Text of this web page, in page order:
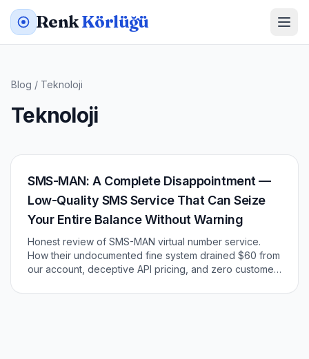
RenkKörlüğü
Blog / Teknoloji
Teknoloji
SMS-MAN: A Complete Disappointment —
Low-Quality SMS Service That Can Seize
Your Entire Balance Without Warning
Honest review of SMS-MAN virtual number service.
How their undocumented fine system drained $60 from
our account, deceptive API pricing, and zero customer